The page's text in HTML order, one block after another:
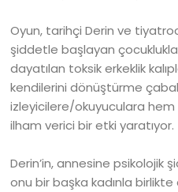
Oyun, tarihçi Derin ve
şiddetle başlayan
dayatılan toksik erkeklik
kendilerini dönüştürme
izleyicilere/okuyuculara
ilham verici bir etki yaratıyor.
Derin’in, annesine psikolojik
onu bir başka kadınla